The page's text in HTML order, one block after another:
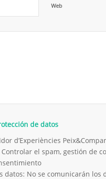
Web
de datos
d’Experiències
el spam, gestión de
datos: No se comunicarán